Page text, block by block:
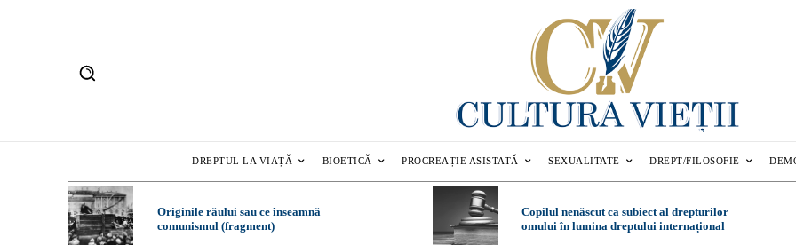
DREPTUL LA VIAȚĂ BIOETICĂ PROCREAȚIE ASISTATĂ SEXUALITATE DREPT/FILOSOFIE
Originile răului sau ce înseamnă
comunismul (fragment)
Copilul nenăscut ca subiect al drepturilor
omului în lumina dreptului internațional